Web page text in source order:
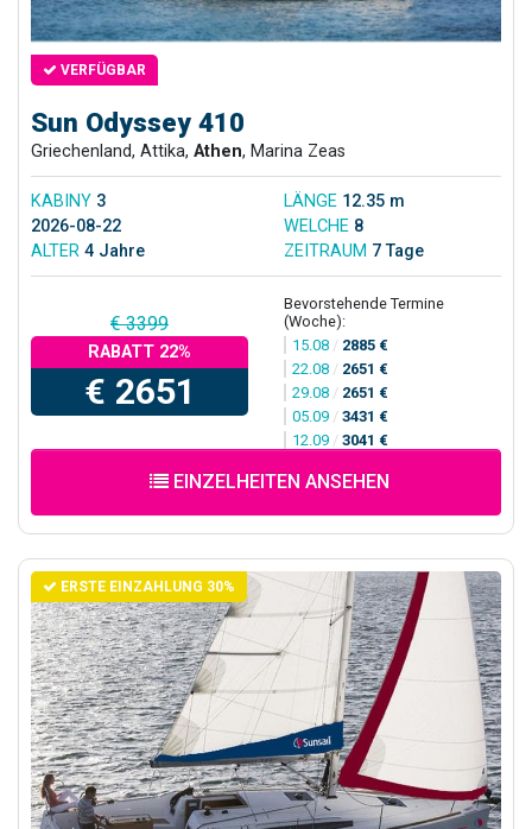
VERFÜGBAR
Sun Odyssey 410
Griechenland, Attika, Athen, Marina Zeas
KABINY 3 LÄNGE 12.35 m
2026-08-22
WELCHE 8
ALTER 4 Jahre ZEITRAUM 7 Tage
€ 3399
RABATT 22%
€ 2651
Bevorstehende Termine
(Woche):
15.08 / 2885 €
22.08 / 2651 €
29.08 / 2651 €
05.09 / 3431 €
12.09 / 3041 €
EINZELHEITEN ANSEHEN
ERSTE EINZAHLUNG 30%